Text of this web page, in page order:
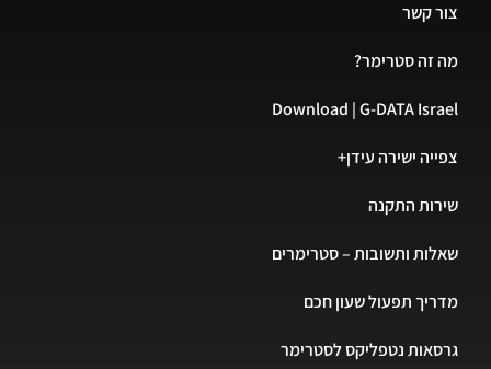
צור קשר
מה זה סטרימר?
Download | G-DATA Israel
צפייה ישירה עידן+
שירות התקנה
שאלות ותשובות – סטרימרים
מדריך תפעול שעון חכם
גרסאות נטפליקס לסטרימר